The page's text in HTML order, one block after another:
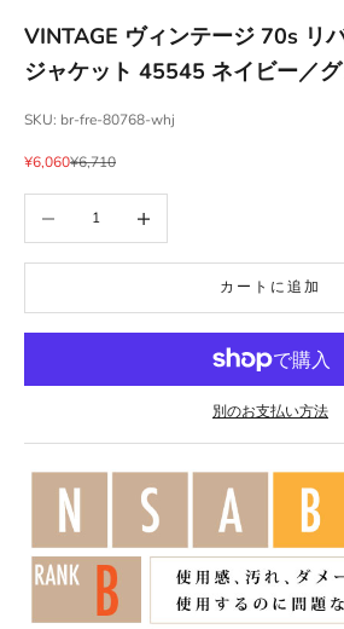
VINTAGE ヴィンテージ 70s リ
ジャケット 45545 ネイビー／
SKU: br-fre-80768-whj
セール価格
¥6,060通常価格
¥6,710
カートに追加
別のお支払い方法